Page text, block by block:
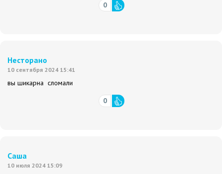
0
Несторано
10 сентября 2024 15:41
вы шикарна сломали
0
Саша
10 июля 2024 15:09